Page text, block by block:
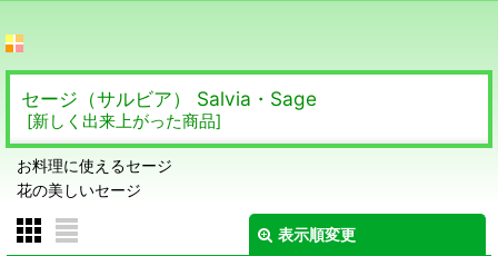
セージ（サルビア） Salvia・Sage
[新しく出来上がった商品]
お料理に使えるセージ
花の美しいセージ
表示順変更